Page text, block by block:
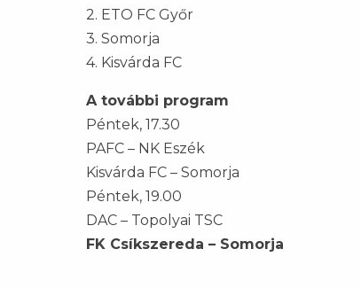
2. ETO FC Győr
3. Somorja
4. Kisvárda FC
A további program
Péntek, 17.30
PAFC – NK Eszék
Kisvárda FC – Somorja
Péntek, 19.00
DAC – Topolyai TSC
FK Csíkszereda – Somorja